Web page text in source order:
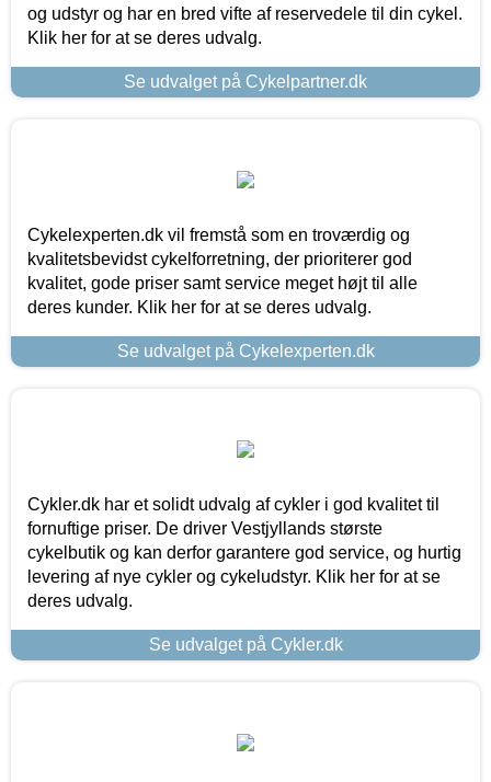
og udstyr og har en bred vifte af reservedele til din cykel.
Klik her for at se deres udvalg.
Se udvalget på Cykelpartner.dk
Cykelexperten.dk vil fremstå som en troværdig og
kvalitetsbevidst cykelforretning, der prioriterer god
kvalitet, gode priser samt service meget højt til alle
deres kunder. Klik her for at se deres udvalg.
Se udvalget på Cykelexperten.dk
Cykler.dk har et solidt udvalg af cykler i god kvalitet til
fornuftige priser. De driver Vestjyllands største
cykelbutik og kan derfor garantere god service, og hurtig
levering af nye cykler og cykeludstyr. Klik her for at se
deres udvalg.
Se udvalget på Cykler.dk